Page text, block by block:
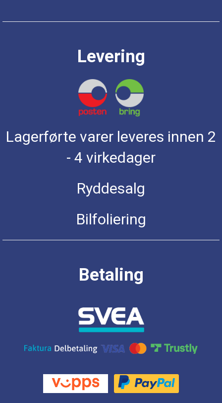
Levering
Lagerførte varer leveres innen 2
- 4 virkedager
Ryddesalg
Bilfoliering
Betaling